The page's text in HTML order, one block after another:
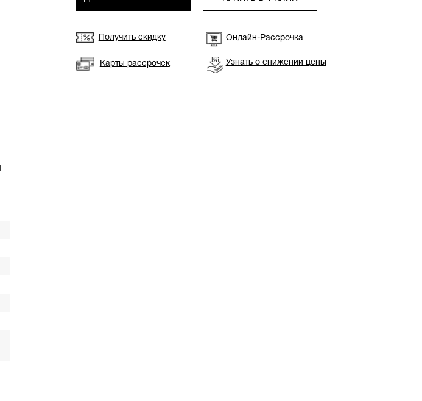
Получить скидку Онлайн-Рассрочка
Карты рассрочек Узнать о снижении цены